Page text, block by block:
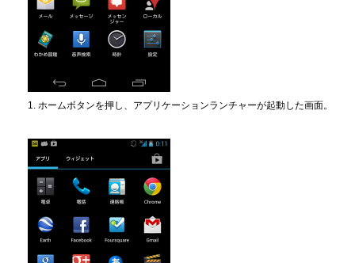
1. ホームボタンを押し、アプリケーションランチャーが起動した画面。